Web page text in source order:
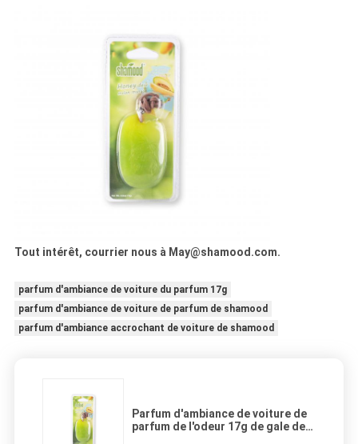
Tout intérêt, courrier nous à May@shamood.com.
parfum d'ambiance de voiture du parfum 17g
parfum d'ambiance de voiture de parfum de shamood
parfum d'ambiance accrochant de voiture de shamood
Parfum d'ambiance de voiture de
parfum de l'odeur 17g de gale de